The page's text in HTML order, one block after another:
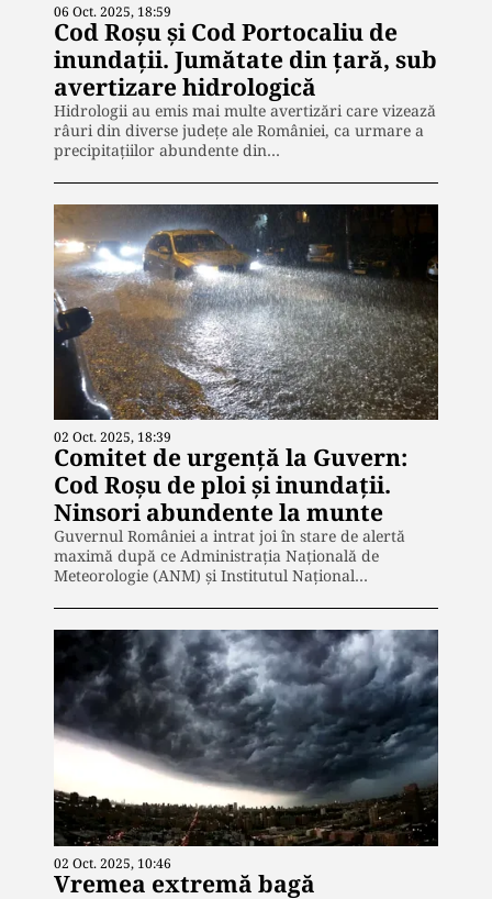
06 Oct. 2025, 18:59
Cod Roșu și Cod Portocaliu de
inundații. Jumătate din țară, sub
avertizare hidrologică
Hidrologii au emis mai multe avertizări care vizează
râuri din diverse județe ale României, ca urmare a
precipitațiilor abundente din…
02 Oct. 2025, 18:39
Comitet de urgență la Guvern:
Cod Roșu de ploi și inundații.
Ninsori abundente la munte
Guvernul României a intrat joi în stare de alertă
maximă după ce Administrația Națională de
Meteorologie (ANM) și Institutul Național…
02 Oct. 2025, 10:46
Vremea extremă bagă